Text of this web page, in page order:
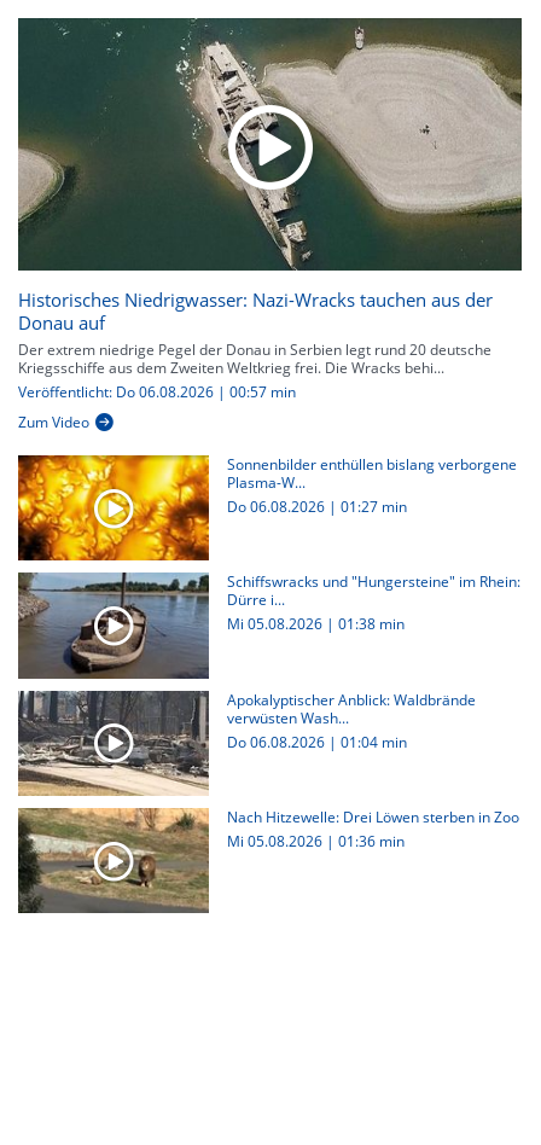
Historisches Niedrigwasser: Nazi-Wracks tauchen aus der
Donau auf
Der extrem niedrige Pegel der Donau in Serbien legt rund 20 deutsche
Kriegsschiffe aus dem Zweiten Weltkrieg frei. Die Wracks behi...
Veröffentlicht: Do 06.08.2026 | 00:57 min
Zum Video
Sonnenbilder enthüllen bislang verborgene
Plasma-W...
Do 06.08.2026 | 01:27 min
Schiffswracks und "Hungersteine" im Rhein:
Dürre i...
Mi 05.08.2026 | 01:38 min
Apokalyptischer Anblick: Waldbrände
verwüsten Wash...
Do 06.08.2026 | 01:04 min
Nach Hitzewelle: Drei Löwen sterben in Zoo
Mi 05.08.2026 | 01:36 min